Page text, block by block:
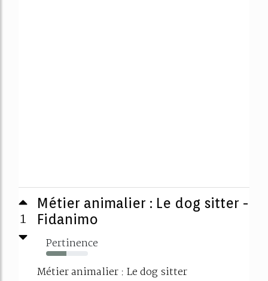
1
Métier animalier : Le dog sitter -
Fidanimo
Pertinence
49%
Métier animalier : Le dog sitter